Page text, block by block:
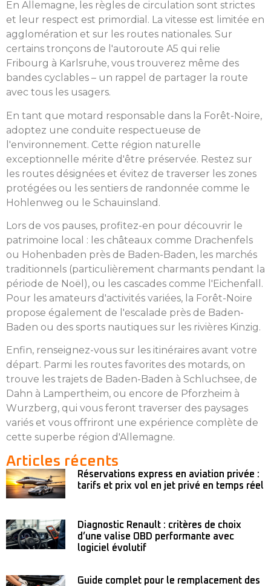
En Allemagne, les règles de circulation sont strictes
et leur respect est primordial. La vitesse est limitée en
agglomération et sur les routes nationales. Sur
certains tronçons de l'autoroute A5 qui relie
Fribourg à Karlsruhe, vous trouverez même des
bandes cyclables – un rappel de partager la route
avec tous les usagers.
En tant que motard responsable dans la Forêt-Noire,
adoptez une conduite respectueuse de
l'environnement. Cette région naturelle
exceptionnelle mérite d'être préservée. Restez sur
les routes désignées et évitez de traverser les zones
protégées ou les sentiers de randonnée comme le
Hohlenweg ou le Schauinsland.
Lors de vos pauses, profitez-en pour découvrir le
patrimoine local : les châteaux comme Drachenfels
ou Hohenbaden près de Baden-Baden, les marchés
traditionnels (particulièrement charmants pendant la
période de Noël), ou les cascades comme l'Eichenfall.
Pour les amateurs d'activités variées, la Forêt-Noire
propose également de l'escalade près de Baden-
Baden ou des sports nautiques sur les rivières Kinzig.
Enfin, renseignez-vous sur les itinéraires avant votre
départ. Parmi les routes favorites des motards, on
trouve les trajets de Baden-Baden à Schluchsee, de
Dahn à Lampertheim, ou encore de Pforzheim à
Wurzberg, qui vous feront traverser des paysages
variés et vous offriront une expérience complète de
cette superbe région d'Allemagne.
Articles récents
Réservations express en aviation privée :
tarifs et prix vol en jet privé en temps réel
Diagnostic Renault : critères de choix
d’une valise OBD performante avec
logiciel évolutif
Guide complet pour le remplacement des